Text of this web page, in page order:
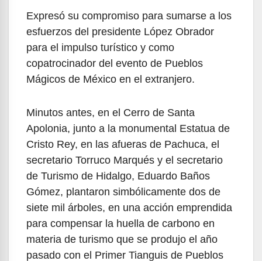
Expresó su compromiso para sumarse a los
esfuerzos del presidente López Obrador
para el impulso turístico y como
copatrocinador del evento de Pueblos
Mágicos de México en el extranjero.
Minutos antes, en el Cerro de Santa
Apolonia, junto a la monumental Estatua de
Cristo Rey, en las afueras de Pachuca, el
secretario Torruco Marqués y el secretario
de Turismo de Hidalgo, Eduardo Baños
Gómez, plantaron simbólicamente dos de
siete mil árboles, en una acción emprendida
para compensar la huella de carbono en
materia de turismo que se produjo el año
pasado con el Primer Tianguis de Pueblos